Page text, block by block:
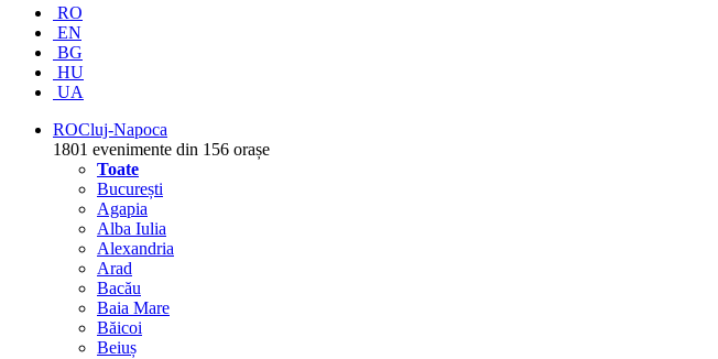
RO
EN
BG
HU
UA
ROCluj-Napoca
1801 evenimente din 156 orașe
Toate
București
Agapia
Alba Iulia
Alexandria
Arad
Bacău
Baia Mare
Băicoi
Beiuș